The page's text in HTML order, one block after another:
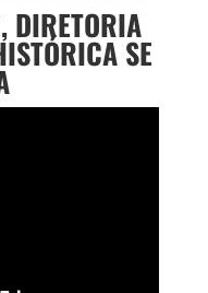
DIRETORIA
SE